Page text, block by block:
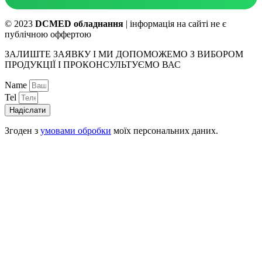
© 2023 DCMED обладнання | інформація на сайті не є
публічною оффертою
ЗАЛИШТЕ ЗАЯВКУ І МИ ДОПОМОЖЕМО З ВИБОРОМ
ПРОДУКЦІЇ І ПРОКОНСУЛЬТУЄМО ВАС
Name
Tel
Надіслати
Згоден з умовами обробки моїх персональних даних.